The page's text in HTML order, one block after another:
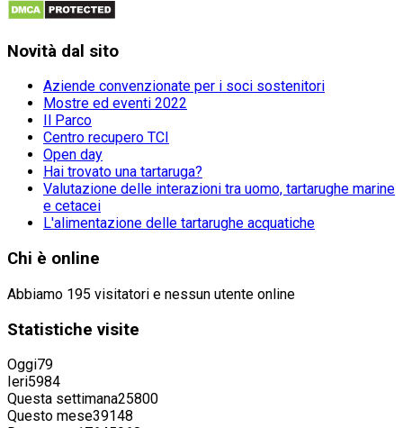
Novità dal sito
Aziende convenzionate per i soci sostenitori
Mostre ed eventi 2022
Il Parco
Centro recupero TCI
Open day
Hai trovato una tartaruga?
Valutazione delle interazioni tra uomo, tartarughe marine
e cetacei
L'alimentazione delle tartarughe acquatiche
Chi è online
Abbiamo 195 visitatori e nessun utente online
Statistiche visite
Oggi79
Ieri5984
Questa settimana25800
Questo mese39148